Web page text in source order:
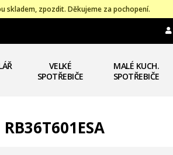
skladem, zpozdit. Děkujeme za pochopení.
VELKÉ
SPOTŘEBIČE
MALÉ KUCH.
SPOTŘEBIČE